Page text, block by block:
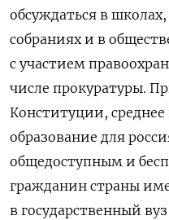
обсуждаться в
собраниях и в
с участием
числе прокуратуры.
Конституции,
образование для
общедоступным и
гражданин страны
в государственный